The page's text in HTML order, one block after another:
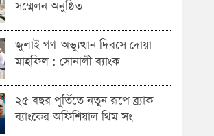
সম্মেলন অনুষ্ঠিত
জুলাই গণ-অভ্যুত্থান দিবসে দোয়া
মাহফিল : সোনালী ব্যাংক
২৫ বছর পূর্তিতে নতুন রূপে ব্র্যাক
ব্যাংকের অফিশিয়াল থিম সং